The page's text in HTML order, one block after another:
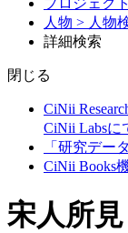
プロジェクト
人物 > 人物
詳細検索
閉じる
CiNii
CiNii Labsに
「研究デー
CiNii Books
宋人所